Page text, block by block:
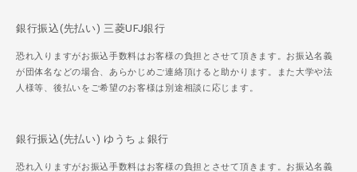
銀行振込(先払い) 三菱UFJ銀行
恐れ入りますがお振込手数料はお客様の負担とさせて頂きます。お振込名義
が団体名などの場合、あらかじめご連絡頂けると助かります。また大学や法
人様等、後払いをご希望のお客様は別途相談に応じます。
銀行振込(先払い) ゆうちょ銀行
恐れ入りますがお振込手数料はお客様の負担とさせて頂きます。お振込名義